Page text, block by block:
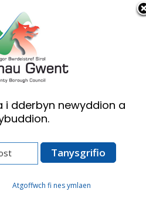
English
Gwasanaethau
i dderbyn newyddion a
Atgoffwch fi nes ymlaen